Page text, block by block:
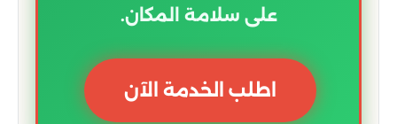
على سلامة المكان.
اطلب الخدمة الآن